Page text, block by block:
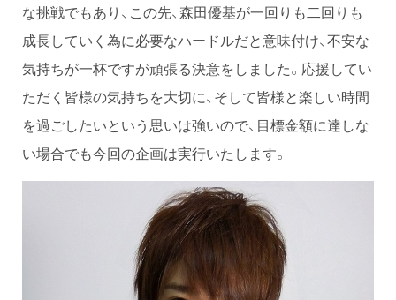
な挑戦でもあり、この先、森田優基が一回りも二回りも
成長していく為に必要なハードルだと意味付け、不安な
気持ちが一杯ですが頑張る決意をしました。応援してい
ただく皆様の気持ちを大切に、そして皆様と楽しい時間
を過ごしたいという思いは強いので、目標金額に達しな
い場合でも今回の企画は実行いたします。